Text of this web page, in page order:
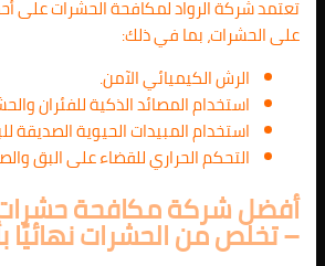
تعتمد شركة الرواد لمكافحة الحشرات على
على الحشرات، بما في ذلك:
الرش الكيميائي الآمن.
استخدام المصائد الذكية للفئران
استخدام المبيدات الحيوية الصديقة
التحكم الحراري للقضاء على البق
أفضل شركة مكافحة
– تخلص من الحشرات نهائيًا